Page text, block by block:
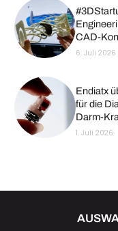
CAD-
6. Juli 2026
Endiatx
für die
Darm-
1. Juli 2026